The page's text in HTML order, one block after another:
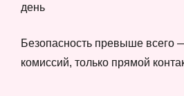
день
Безопасность превыше всего
комиссий, только прямой